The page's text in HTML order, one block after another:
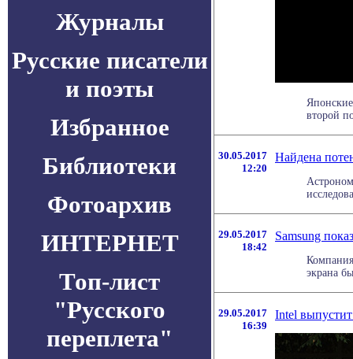
Журналы
Русские писатели
и поэты
Избранное
Библиотеки
Фотоархив
ИНТЕРНЕТ
Топ-лист
"Русского
переплета"
второй
30.05.2017
12:20
Найдена
29.05.2017
18:42
Samsung
экрана
29.05.2017
16:39
Intel